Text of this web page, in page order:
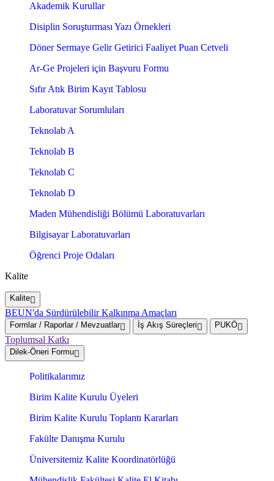
Akademik Kurullar
Disiplin Soruşturması Yazı Örnekleri
Döner Sermaye Gelir Getirici Faaliyet Puan Cetveli
Ar-Ge Projeleri için Başvuru Formu
Sıfır Atık Birim Kayıt Tablosu
Laboratuvar Sorumluları
Teknolab A
Teknolab B
Teknolab C
Teknolab D
Maden Mühendisliği Bölümü Laboratuvarları
Bilgisayar Laboratuvarları
Öğrenci Proje Odaları
Kalite
Kalite
BEUN'da Sürdürülebilir Kalkınma Amaçları
Formlar / Raporlar / Mevzuatlar İş Akış Süreçleri PUKÖ
Toplumsal Katkı
Dilek-Öneri Formu
Politikalarımız
Birim Kalite Kurulu Üyeleri
Birim Kalite Kurulu Toplantı Kararları
Fakülte Danışma Kurulu
Üniversitemiz Kalite Koordinatörlüğü